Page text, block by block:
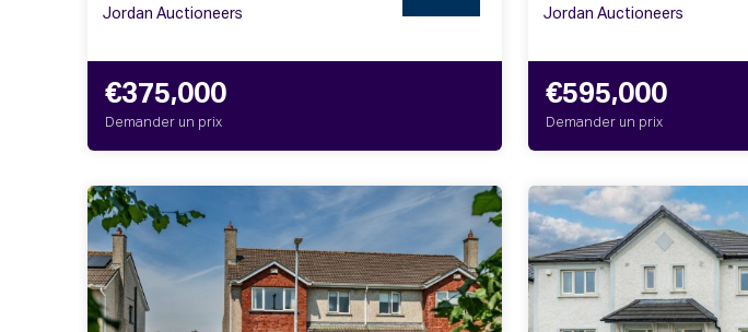
Jordan Auctioneers
€375,000
Demander un prix
Jordan Auctioneers
€595,000
Demander un prix